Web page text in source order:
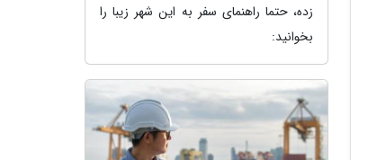
زده، حتما راهنمای سفر به این شهر زیبا را
بخوانید: